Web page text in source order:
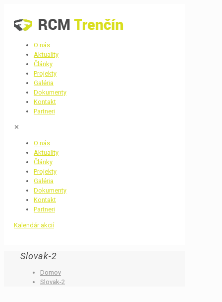
O nás
Aktuality
Články
Projekty
Galéria
Dokumenty
Kontakt
Partneri
✕
O nás
Aktuality
Články
Projekty
Galéria
Dokumenty
Kontakt
Partneri
Kalendár akcií
Slovak-2
Domov
Slovak-2